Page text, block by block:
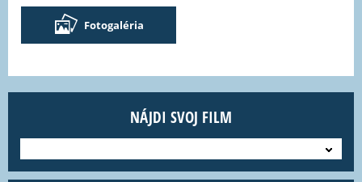
Fotogaléria
NÁJDI SVOJ FILM